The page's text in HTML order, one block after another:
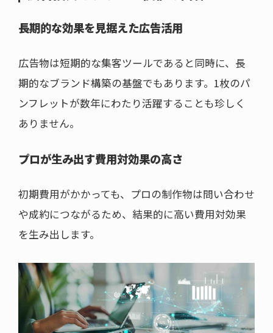
長期的な効果を見据えた広告活用
広告物は短期的な集客ツールであると同時に、長
期的なブランド構築の基盤でもあります。1枚のパ
ンフレットが数年にわたり活躍することも珍しく
ありません。
プロが生み出す費用対効果の高さ
初期費用がかかっても、プロの制作物は問い合わせ
や成約につながるため、結果的に高い費用対効果
を生み出します。